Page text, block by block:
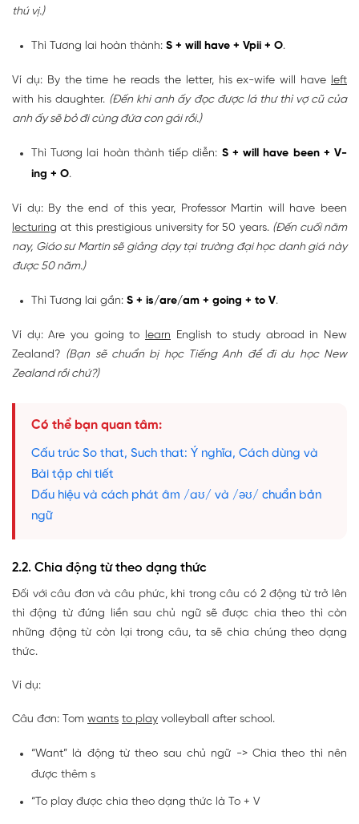
thú vị.)
Thì Tương lai hoàn thành: S + will have + Vpii + O.
Ví dụ: By the time he reads the letter, his ex-wife will have left
with his daughter. (Đến khi anh ấy đọc được lá thư thì vợ cũ của
anh ấy sẽ bỏ đi cùng đứa con gái rồi.)
Thì Tương lai hoàn thành tiếp diễn: S + will have been + V-
ing + O.
Ví dụ: By the end of this year, Professor Martin will have been
lecturing at this prestigious university for 50 years. (Đến cuối năm
nay, Giáo sư Martin sẽ giảng dạy tại trường đại học danh giá này
được 50 năm.)
Thì Tương lai gần: S + is/are/am + going + to V.
Ví dụ: Are you going to learn English to study abroad in New
Zealand? (Bạn sẽ chuẩn bị học Tiếng Anh để đi du học New
Zealand rồi chứ?)
Có thể bạn quan tâm:
Cấu trúc So that, Such that: Ý nghĩa, Cách dùng và
Bài tập chi tiết
Dấu hiệu và cách phát âm /aʊ/ và /əʊ/ chuẩn bản
ngữ
2.2. Chia động từ theo dạng thức
Đối với câu đơn và câu phức, khi trong câu có 2 động từ trở lên
thì động từ đứng liền sau chủ ngữ sẽ được chia theo thì còn
những động từ còn lại trong câu, ta sẽ chia chúng theo dạng
thức.
Ví dụ:
Câu đơn: Tom wants to play volleyball after school.
“Want” là động từ theo sau chủ ngữ -> Chia theo thì nên
được thêm s
“To play được chia theo dạng thức là To + V